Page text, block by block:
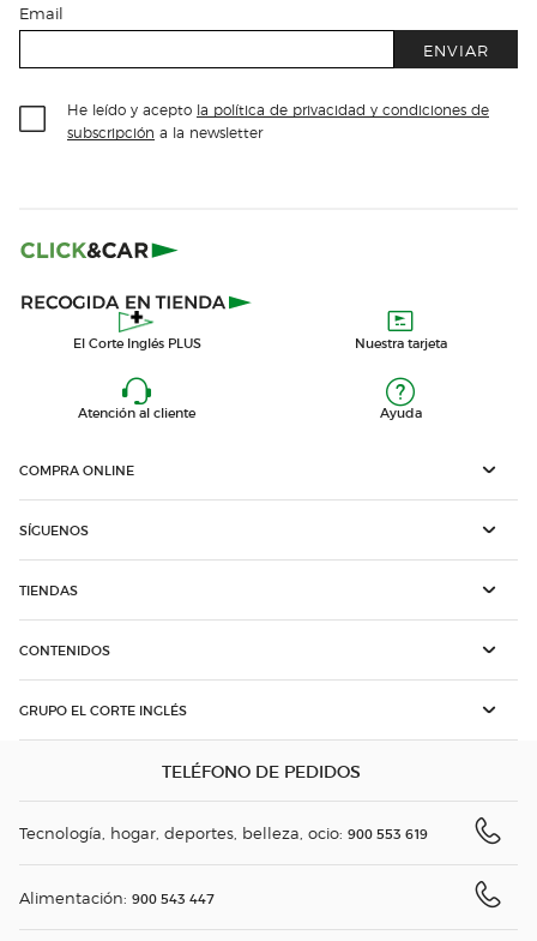
Email
ENVIAR
He leído y acepto la política de privacidad y condiciones de
subscripción a la newsletter
El Corte Inglés PLUS Nuestra tarjeta
Atención al cliente Ayuda
COMPRA ONLINE
SÍGUENOS
TIENDAS
CONTENIDOS
GRUPO EL CORTE INGLÉS
TELÉFONO DE PEDIDOS
Tecnología, hogar, deportes, belleza, ocio: 900 553 619
Alimentación: 900 543 447